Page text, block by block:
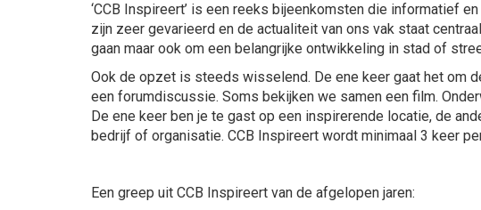
‘CCB Inspireert’ is een reeks bijeenkomsten die informatief
zijn zeer gevarieerd en de actualiteit van ons vak staat
gaan maar ook om een belangrijke ontwikkeling in stad of
Ook de opzet is steeds wisselend. De ene keer gaat het om
een forumdiscussie. Soms bekijken we samen een film.
De ene keer ben je te gast op een inspirerende locatie, de
bedrijf of organisatie. CCB Inspireert wordt minimaal 3 keer
Een greep uit CCB Inspireert van de afgelopen jaren: